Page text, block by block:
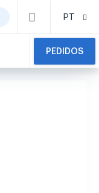
PT
PEDIDOS